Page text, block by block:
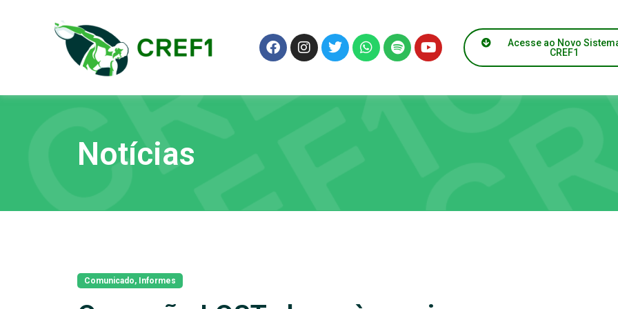
Acesse ao Novo
CREF1
Notícias
Comunicado, Informes